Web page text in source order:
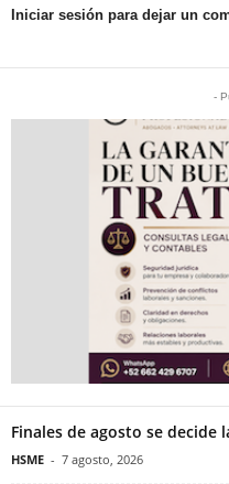
Iniciar sesión para dejar un
-
Finales de agosto se decide
HSME - 7 agosto, 2026